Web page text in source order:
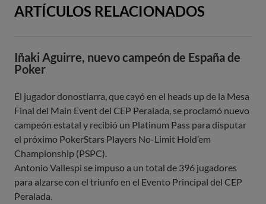
ARTÍCULOS RELACIONADOS
Iñaki Aguirre, nuevo campeón de España de
Poker
El jugador donostiarra, que cayó en el heads up de la Mesa
Final del Main Event del CEP Peralada, se proclamó nuevo
campeón estatal y recibió un Platinum Pass para disputar
el próximo PokerStars Players No-Limit Hold’em
Championship (PSPC).
Antonio Vallespi se impuso a un total de 396 jugadores
para alzarse con el triunfo en el Evento Principal del CEP
Peralada.